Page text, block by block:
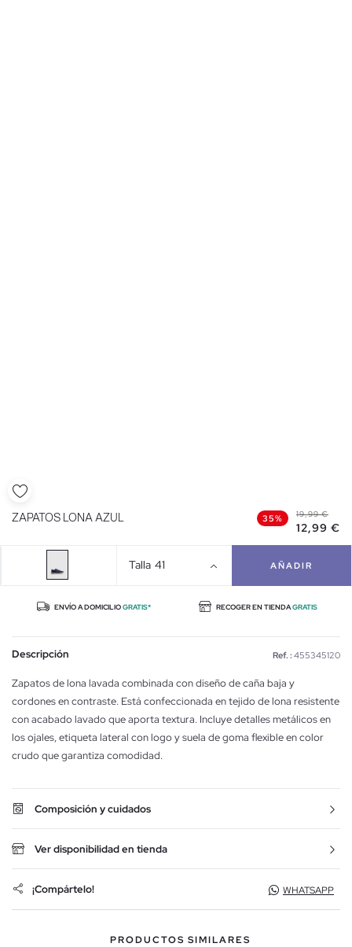
ZAPATOS LONA AZUL 35% 19,99 €
12,99 €
Talla 41 AÑADIR
ENVÍO A DOMICILIOGRATIS* RECOGER EN TIENDAGRATIS
Descripción Ref. : 455345120
Zapatos de lona lavada combinada con diseño de caña baja y
cordones en contraste. Está confeccionada en tejido de lona resistente
con acabado lavado que aporta textura. Incluye detalles metálicos en
los ojales, etiqueta lateral con logo y suela de goma flexible en color
crudo que garantiza comodidad.
Composición y cuidados
Ver disponibilidad en tienda
¡Compártelo! WHATSAPP
PRODUCTOS SIMILARES